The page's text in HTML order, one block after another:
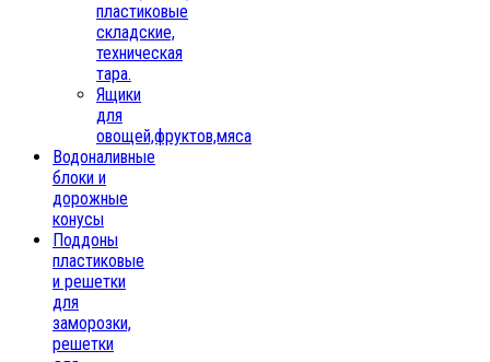
пластиковые
складские,
техническая
тара.
Ящики
для
овощей,фруктов,мяса
Водоналивные
блоки и
дорожные
конусы
Поддоны
пластиковые
и решетки
для
заморозки,
решетки